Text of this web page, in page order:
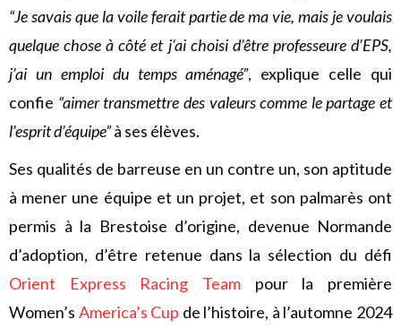
“Je savais que la voile ferait partie de ma vie, mais je voulais
quelque chose à côté et j’ai choisi d’être professeure d’EPS,
j’ai un emploi du temps aménagé”, explique celle qui
confie “aimer transmettre des valeurs comme le partage et
l’esprit d’équipe”à ses élèves.
Ses qualités de barreuse en un contre un, son aptitude
à mener une équipe et un projet, et son palmarès ont
permis à la Brestoise d’origine, devenue Normande
d’adoption, d’être retenue dans la sélection du défi
Orient Express Racing Team pour la première
Women’s America’s Cup de l’histoire, à l’automne 2024